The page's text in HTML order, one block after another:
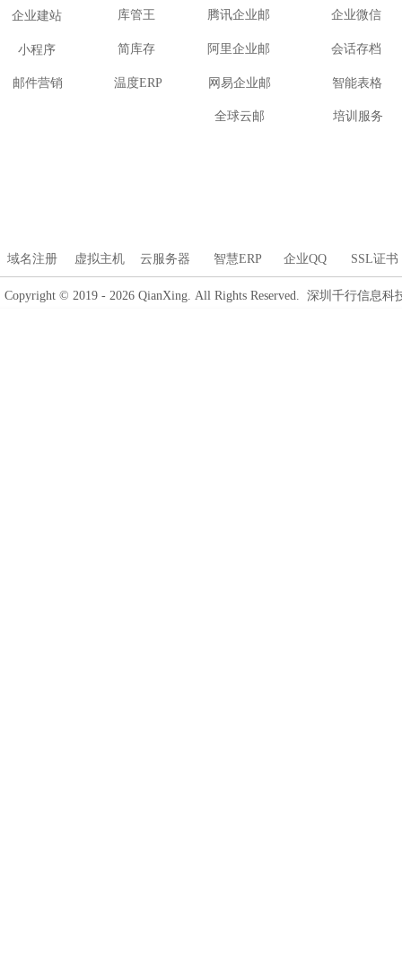
库管王
Copyright © 2019 - 2026 QianXing. All Rights Reserved. 深圳千行信息
腾讯企业邮
简库存
企业建站
小程序
企业微信
阿里企业邮
网易企业邮
邮件营销
全球云邮
会话存档
智能表格
培训服务
温度ERP
域名注册 智慧ERP 企业QQ
云服务器
虚拟主机 SSL证书